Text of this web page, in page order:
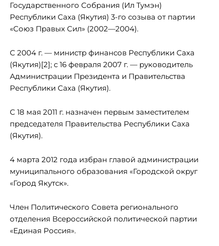
Государственного Собрания (Ил Тумэн)
Республики Саха (Якутия) 3-го созыва от партии
«Союз Правых Сил» (2002—2004).
С 2004 г. — министр финансов Республики Саха
(Якутия)[2]; с 16 февраля 2007 г. — руководитель
Администрации Президента и Правительства
Республики Саха (Якутия).
С 18 мая 2011 г. назначен первым заместителем
председателя Правительства Республики Саха
(Якутия).
4 марта 2012 года избран главой администрации
муниципального образования «Городской округ
«Город Якутск».
Член Политического Совета регионального
отделения Всероссийской политической партии
«Единая Россия».